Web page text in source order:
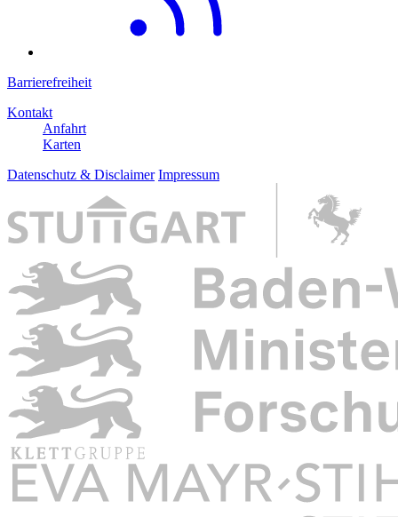
Barrierefreiheit
Kontakt
Anfahrt
Karten
Datenschutz & Disclaimer Impressum